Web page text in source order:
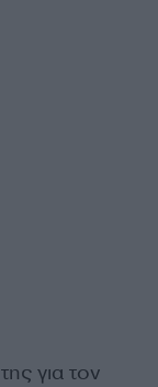
για τον